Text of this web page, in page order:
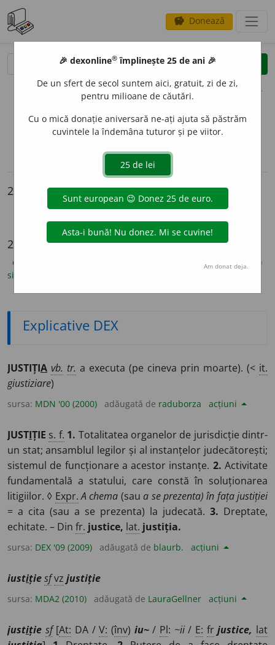
savings Donează
clear
opțiuni
sinteza definițiilor (2)
definiții (24)
pronunție volume_up
2 intrări
justiția
justiție
24 de definiții
explicative DEX enciclopedice
(2)
sinonime
Explicative DEX
JUSTIȚIA vb. tr. a executa (pe cineva prin moarte). (< it.
giustiziare)
sursa: MDN '00 (2000) adăugată de raduborza acțiuni
JUSTIȚIE s. f. 1. Totalitatea organelor de jurisdicție dintr-
un stat; ansamblul legilor și al instanțelor judecătorești;
sistemul de funcționare a acestor instanțe. 2. Activitate
fundamentală a statului, care constă în soluționarea
litigiilor. ◊ Expr. A chema (saua se prezenta) în fața justiției
= a cita (sau a se prezenta) la judecată. 3. Dreptate,
echitate. – Din fr. justice, lat. justiția.
sursa: DEX '09 (2009) adăugată de blaurb. acțiuni
iustițiesfvz justiție
sursa: MDA2 (2010) adăugată de LauraGellner acțiuni
justiție sf[At: DA /V: (înv) iu~/ Pl: ~ii/ E: fr justice, lat
🎉 dexonline® împlinește 25 de ani 🎉
De un sfert de secol suntem aici, gratuit, zi de zi,
pentru milioane de căutări.
Cu o mică donație aniversară ne-ați ajuta să păstrăm
cuvintele la îndemâna tuturor și pe viitor.
Am donat deja.